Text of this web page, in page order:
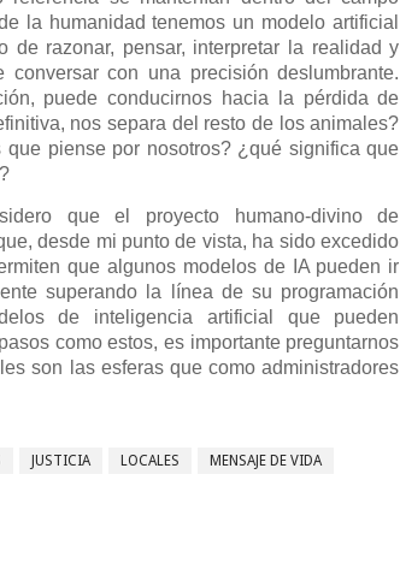
la humanidad tenemos un modelo artificial
de razonar, pensar, interpretar la realidad y
con una precisión deslumbrante.
puede conducirnos hacia la pérdida de
nos separa del resto de los animales?
piense por nosotros? ¿qué significa que
que el proyecto humano-divino de
desde mi punto de vista, ha sido excedido
que algunos modelos de IA pueden ir
superando la línea de su programación
de inteligencia artificial que pueden
como estos, es importante preguntarnos
son las esferas que como administradores
JUSTICIA LOCALES
MENSAJE DE VIDA